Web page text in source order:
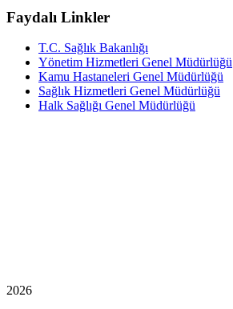
Faydalı Linkler
T.C. Sağlık Bakanlığı
Yönetim Hizmetleri Genel Müdürlüğü
Kamu Hastaneleri Genel Müdürlüğü
Sağlık Hizmetleri Genel Müdürlüğü
Halk Sağlığı Genel Müdürlüğü
2026